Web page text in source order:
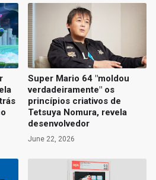
Super Mario 64 "moldou
verdadeiramente" os
princípios criativos de
Tetsuya Nomura, revela
desenvolvedor
June 22, 2026